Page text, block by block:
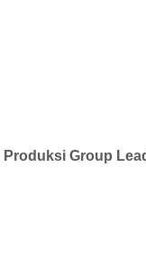
Produksi Group